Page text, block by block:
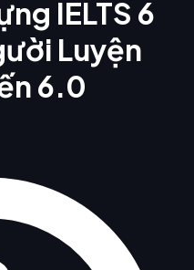
IELTS 6
Luyện
6.0